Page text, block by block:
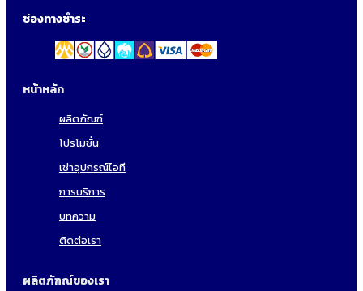
ช่องทางชำระ
หน้าหลัก
ผลิตภัณฑ์
โปรโมชั่น
เช่าอุปกรณ์ไอที
การบริการ
บทความ
ติดต่อเรา
ผลิตภัฑณ์ของเรา